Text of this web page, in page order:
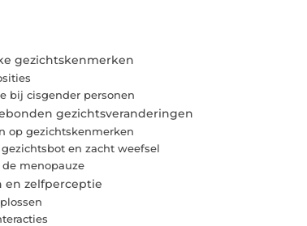
gezichtskenmerken
bij cisgender personen
gezichtsveranderingen
op gezichtskenmerken
en zacht weefsel
menopauze
en zelfperceptie